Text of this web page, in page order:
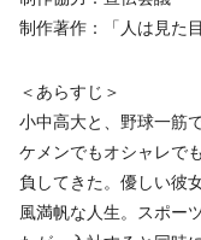
制作著作：「人は見た
＜あらすじ＞
小中高大と、野球一筋
ケメンでもオシャレで
負してきた。優しい彼
風満帆な人生。スポー